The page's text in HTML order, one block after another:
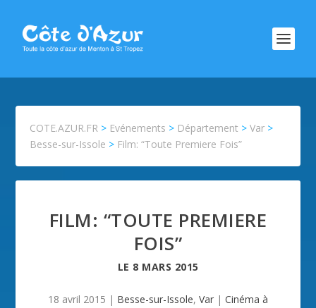
COTE.AZUR.FR > Evénements > Département >Var >
Besse-sur-Issole > Film: “Toute Premiere Fois”
FILM: “TOUTE PREMIERE
FOIS”
LE 8 MARS 2015
18 avril 2015 | Besse-sur-Issole, Var | Cinéma à